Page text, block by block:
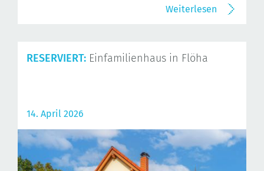
Weiterlesen
RESERVIERT: Einfamilienhaus in Flöha
14. April 2026